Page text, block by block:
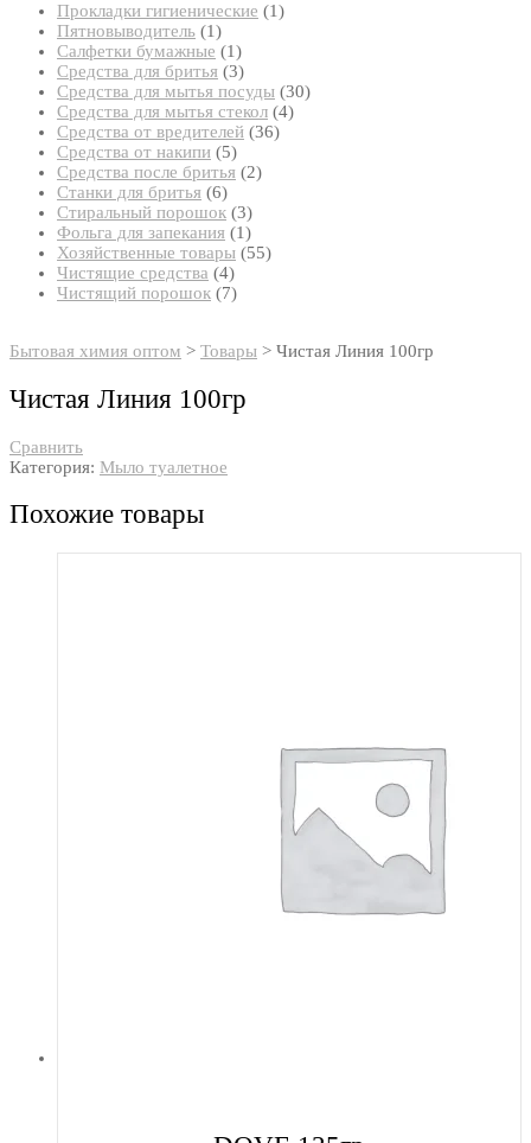
товар
Прокладки гигиенические 11
Пятновыводитель 11
товар
Салфетки бумажные 11
товар
Средства для бритья 33
товара
Средства для мытья посуды 3030
Средства для мытья стекол 44
Средства от вредителей 3636
Средства от накипи 55
товаров
Средства после бритья 22
Станки для бритья 66
товаров
Стиральный порошок 33
товара
Фольга для запекания 11
товар
Хозяйственные товары 5555
Чистящие средства 44
товара
Чистящий порошок 77
Бытовая химия оптом > Товары > Чистая Линия 100гр
Чистая Линия 100гр
Сравнить
Категория: Мыло туалетное
Похожие товары